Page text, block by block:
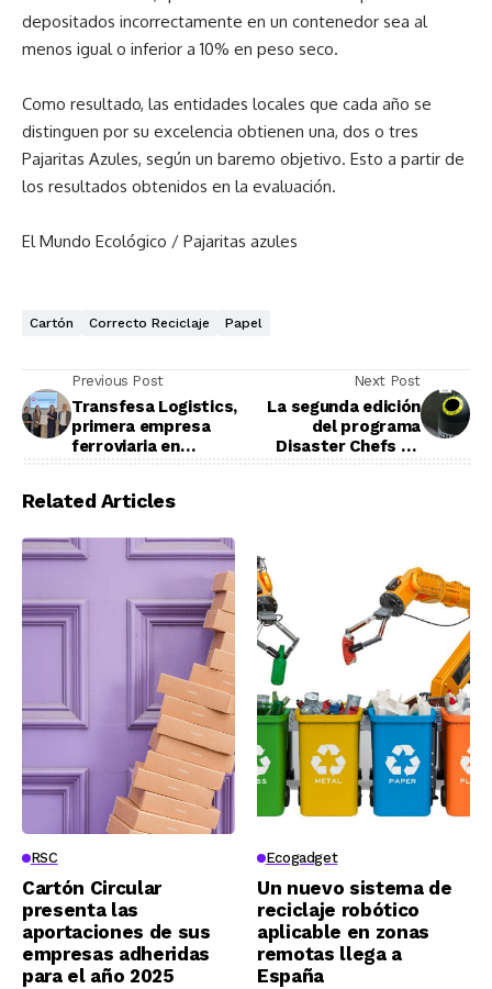
depositados incorrectamente en un contenedor sea al
menos igual o inferior a 10% en peso seco.
Como resultado, las entidades locales que cada año se
distinguen por su excelencia obtienen una, dos o tres
Pajaritas Azules, según un baremo objetivo. Esto a partir de
los resultados obtenidos en la evaluación.
El Mundo Ecológico / Pajaritas azules
Cartón Correcto Reciclaje Papel
Previous Post
Transfesa Logistics,
primera empresa
ferroviaria en
Next Post
La segunda edición
del programa
Disaster Chefs de
Related Articles
RSC
Cartón Circular
presenta las
aportaciones de sus
empresas adheridas
para el año 2025
Ecogadget
Un nuevo sistema de
reciclaje robótico
aplicable en zonas
remotas llega a
España